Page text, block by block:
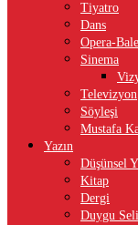
Tiyatro
Dans
Opera-Bale
Sinema
Televizyon
Söyleşi
Mustafa
Yazın
Düşünsel
Kitap
Dergi
Duygu Seli